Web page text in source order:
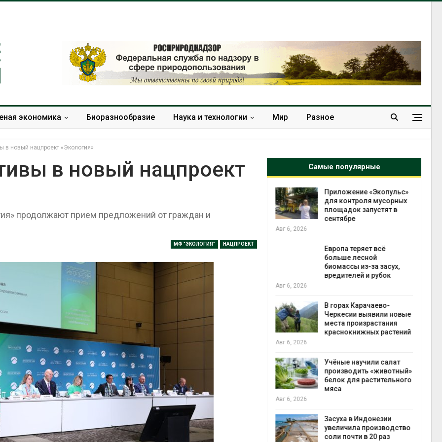
экономика Биоразнообразие Наука и технологии Мир Разное
в новый нацпроект «Экология»
в новый нацпроект
продолжают прием предложений от граждан и
МФ "ЭКОЛОГИЯ" НАЦПРОЕКТ
Самые популярные
из-за воды и близости
полигоне: как меняется
инфраструктура
обращения с отходами
Американские экологи
предупредили о
масштабном загрязнении
из-за противопожарной
Названы ведущие
экологические НКО
России по итогам 2025
Тайфун, засуха и пожары:
Авг 7, 2026
Минприроды
потребовало ускорить
объектов и уборку
контейнерных площадок
ограничивает загрузку
судов из-за дефицита
Авг 6, 2026
Шэньси из-за паводков
эвакуировали более 140
тыс. человек
Авг 6, 2026
МЕГА и ВкусВилл
установили
Приложение «Экопульс»
для контроля мусорных
площадок запустят в
сентябре
Авг 6, 2026
Европа теряет всё
больше лесной
биомассы из-за засух,
вредителей и рубок
Авг 6, 2026
В горах Карачаево-
Черкесии выявили новые
места произрастания
краснокнижных растений
Авг 6, 2026
Учёные научили салат
производить «животный»
белок для растительного
мяса
Авг 6, 2026
Засуха в Индонезии
увеличила производство
соли почти в 20 раз